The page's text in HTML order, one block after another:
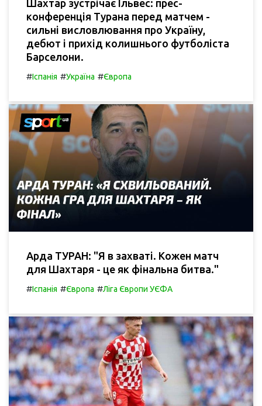
Шахтар зустрічає Ільвес: прес-
конференція Турана перед матчем -
сильні висловлювання про Україну,
дебют і прихід колишнього футболіста
Барселони.
#Іспанія #Україна #Європа
Арда ТУРАН: "Я в захваті. Кожен матч
для Шахтаря - це як фінальна битва."
#Іспанія #Європа #Ліга Європи УЄФА